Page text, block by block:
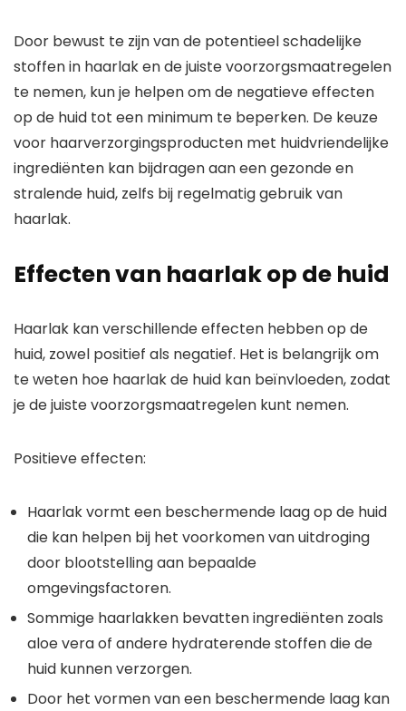
Door bewust te zijn van de potentieel schadelijke
stoffen in haarlak en de juiste voorzorgsmaatregelen
te nemen, kun je helpen om de negatieve effecten
op de huid tot een minimum te beperken. De keuze
voor haarverzorgingsproducten met huidvriendelijke
ingrediënten kan bijdragen aan een gezonde en
stralende huid, zelfs bij regelmatig gebruik van
haarlak.
Effecten van haarlak op de huid
Haarlak kan verschillende effecten hebben op de
huid, zowel positief als negatief. Het is belangrijk om
te weten hoe haarlak de huid kan beïnvloeden, zodat
je de juiste voorzorgsmaatregelen kunt nemen.
Positieve effecten:
Haarlak vormt een beschermende laag op de huid
die kan helpen bij het voorkomen van uitdroging
door blootstelling aan bepaalde
omgevingsfactoren.
Sommige haarlakken bevatten ingrediënten zoals
aloe vera of andere hydraterende stoffen die de
huid kunnen verzorgen.
Door het vormen van een beschermende laag kan